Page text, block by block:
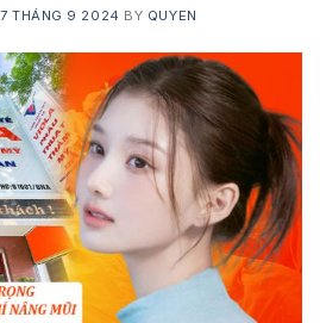
7 THÁNG 9 2024 BY QUYEN